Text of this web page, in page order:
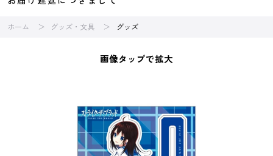
ホーム グッズ・文具 グッズ
画像タップで拡大